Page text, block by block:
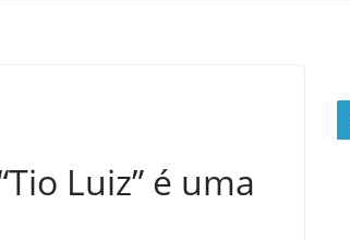
Luiz” é uma